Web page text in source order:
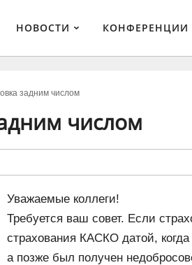
НОВОСТИ КОНФЕРЕНЦИИ
задним числом
числом
Уважаемые коллеги!
Требуется ваш совет. Если
страхования КАСКО датой,
а позже был получен